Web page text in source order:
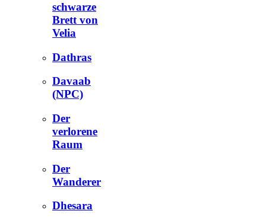
schwarze
Brett von
Velia
Dathras
Davaab
(NPC)
Der
verlorene
Raum
Der
Wanderer
Dhesara